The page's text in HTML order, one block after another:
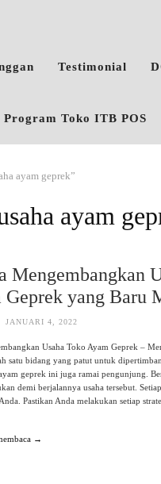
Testimonial
Toko ITB POS
ayam geprek”
ayam
Mengembangkan
Geprek yang Baru
JANUARI 4, 2022
Usaha Toko Ayam Geprek –
satu bidang yang patut untuk
geprek ini juga ramai pengunjung.
demi berjalannya usaha tersebut.
Pastikan Anda melakukan setiap
→